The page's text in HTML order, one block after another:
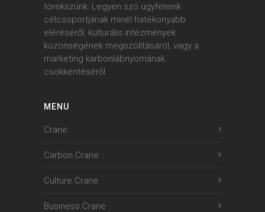
törekszünk: Legyen szó ügyfeleink
célcsoportjának minél hatékonyabb
eléréséről, kulturális intézmények
közönségének megszólításáról, vagy a
marketing karbonlábnyomának
csökkentéséről.
MENU
Crane
Carbon.Crane
Culture.Crane
Business.Crane